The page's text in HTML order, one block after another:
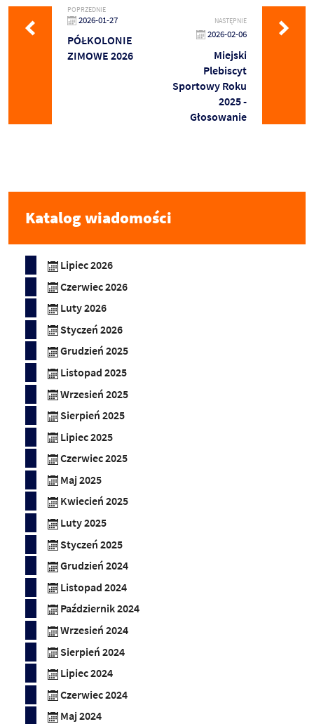
POPRZEDNIE
2026-01-27
PÓŁKOLONIE
ZIMOWE 2026
NASTĘPNIE
2026-02-06
Miejski
Plebiscyt
Sportowy Roku
2025 -
Głosowanie
Katalog wiadomości
Lipiec 2026
Czerwiec 2026
Luty 2026
Styczeń 2026
Grudzień 2025
Listopad 2025
Wrzesień 2025
Sierpień 2025
Lipiec 2025
Czerwiec 2025
Maj 2025
Kwiecień 2025
Luty 2025
Styczeń 2025
Grudzień 2024
Listopad 2024
Październik 2024
Wrzesień 2024
Sierpień 2024
Lipiec 2024
Czerwiec 2024
Maj 2024